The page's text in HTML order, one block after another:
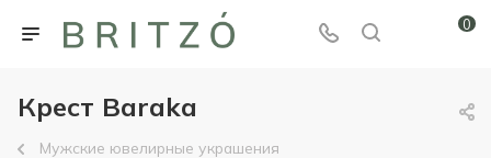
0
Крест Baraka
Мужские ювелирные украшения